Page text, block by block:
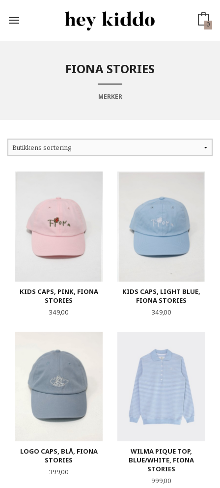
innholdet
0
FIONA STORIES
MERKER
KIDS CAPS, PINK, FIONA
STORIES
Pris
349,00
KIDS CAPS, LIGHT BLUE,
FIONA STORIES
Pris
349,00
LOGO CAPS, BLÅ, FIONA
STORIES
Pris
399,00
WILMA PIQUE TOP,
BLUE/WHITE, FIONA
STORIES
Pris
999,00